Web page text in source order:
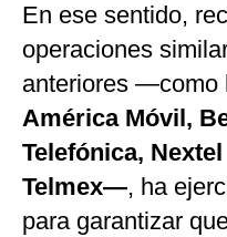
En ese sentido,
operaciones
anteriores —como
América Móvil,
Telefónica,
Telmex—, ha
para garantizar